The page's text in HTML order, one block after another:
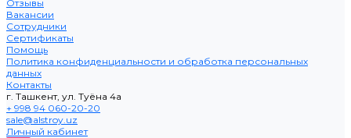
Отзывы
Вакансии
Сотрудники
Сертификаты
Помощь
Политика конфиденциальности и обработка персональных
данных
Контакты
г. Ташкент, ул. Туёна 4а
+ 998 94 060-20-20
sale@alstroy.uz
Личный кабинет